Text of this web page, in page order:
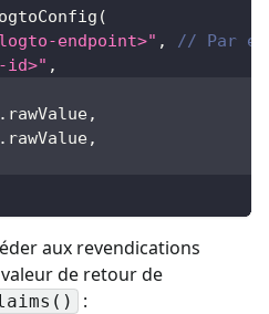
(
endpoint>" ,
// Par
id>" ,
. rawValue,
. rawValue,
aux revendications
de retour de
: